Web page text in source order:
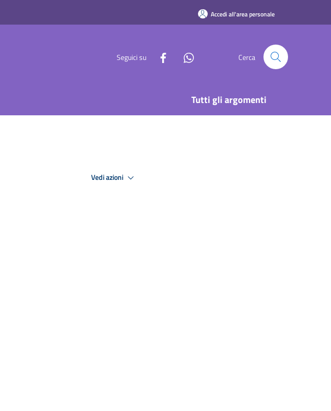
Accedi all'area personale
Seguici su Cerca
Tutti gli argomenti
Vedi azioni